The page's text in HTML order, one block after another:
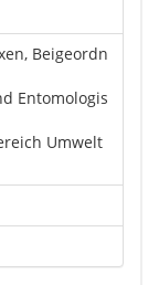
Beigeordn
Entomologis
Umwelt